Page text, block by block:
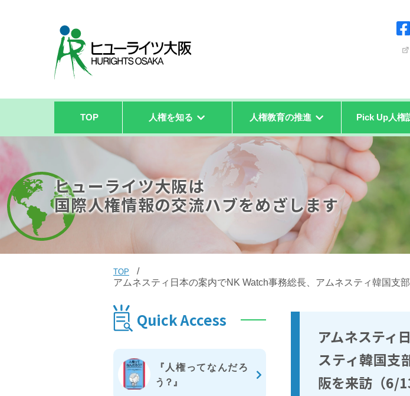
TOP 人権を知る 人権教育の推進 Pick Up人権
ヒューライツ大阪は
国際人権情報の交流ハブをめざします
TOP
アムネスティ日本の案内でNK Watch事務総長、アムネスティ韓国支
アムネスティ
スティ韓国支
阪を来訪（6/
Quick Access
『人権ってなんだろ
う？』